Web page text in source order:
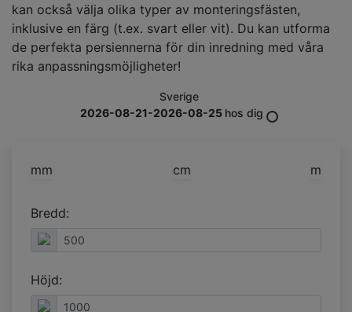
kan också välja olika typer av monteringsfästen,
inklusive en färg (t.ex. svart eller vit). Du kan utforma
de perfekta persiennerna för din inredning med våra
rika anpassningsmöjligheter!
Sverige
2026-08-21-2026-08-25 hos dig
mm cm m
Bredd:
Höjd: